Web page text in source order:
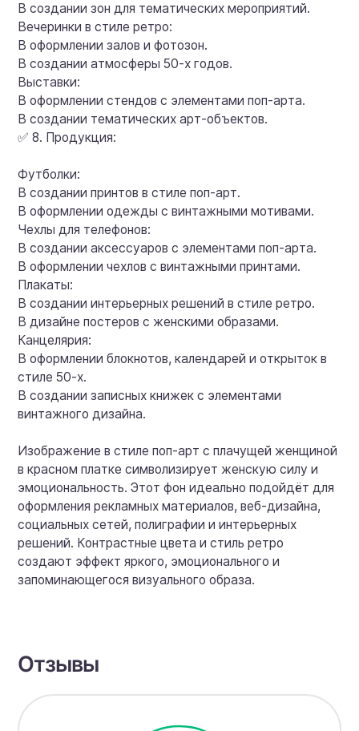
В создании зон для тематических мероприятий.
Вечеринки в стиле ретро:
В оформлении залов и фотозон.
В создании атмосферы 50-х годов.
Выставки:
В оформлении стендов с элементами поп-арта.
В создании тематических арт-объектов.
✅ 8. Продукция:
Футболки:
В создании принтов в стиле поп-арт.
В оформлении одежды с винтажными мотивами.
Чехлы для телефонов:
В создании аксессуаров с элементами поп-арта.
В оформлении чехлов с винтажными принтами.
Плакаты:
В создании интерьерных решений в стиле ретро.
В дизайне постеров с женскими образами.
Канцелярия:
В оформлении блокнотов, календарей и открыток в
стиле 50-х.
В создании записных книжек с элементами
винтажного дизайна.
Изображение в стиле поп-арт с плачущей женщиной
в красном платке символизирует женскую силу и
эмоциональность. Этот фон идеально подойдёт для
оформления рекламных материалов, веб-дизайна,
социальных сетей, полиграфии и интерьерных
решений. Контрастные цвета и стиль ретро
создают эффект яркого, эмоционального и
запоминающегося визуального образа.
Отзывы